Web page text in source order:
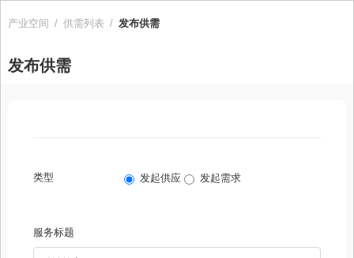
产业空间 / 供需列表 / 发布供需
发布供需
类型 发起供应 发起需求
服务标题